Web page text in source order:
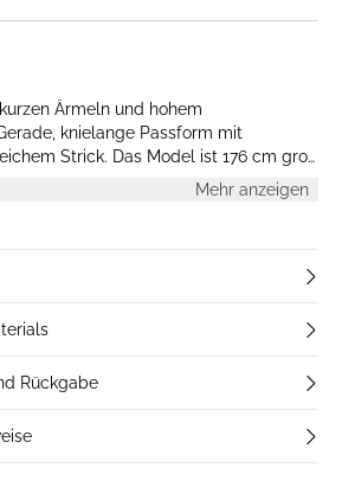
Ärmeln und hohem
knielange Passform mit
Strick. Das Model ist 176 cm groß
Mehr anzeigen
Rückgabe